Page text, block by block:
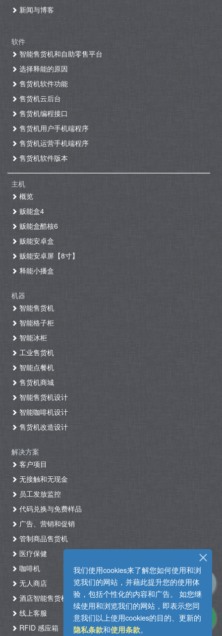
我们使用cookies来了解您如何使用和浏
览我们的网站，并藉此提升您的使用体
验，包括个性化的内容和广告。 如您继
续使用和浏览我们的网站，即表示您同
意我们以上使用cookies的目的、更新的
隐私条款和使用条款。
新闻与博客
软件
智能售货机和自助零售平台
选择释能的原因
售货机软件功能
售货机云后台
售货机编程接口
售货机用户手机端程序
售货机运营手机端程序
售货机软件版本
主机
概览
贩能盒4
贩能盒酷核6
贩能安卓盒
贩能安卓屏【8寸】
释能小播盒
机器
智能售货机
智能格子柜
智能冰柜
工业售货机
智能点餐机
售货机商城
智能售货机设计
智能咖啡机设计
售货机改造设计
解决方案
客户项目
无接触和无现金
员工发放监控
代码兑换与免费样品
广告、营销和促销
管制商品售货机
医疗保健
咖啡机
无人商店
酒店智能售货机自助入住系统
线上客服
RFID 感应箱